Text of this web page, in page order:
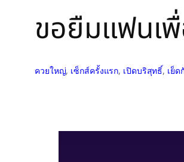
ขอยืมแฟนเ
ควยใหญ่, เซ็กส์ครั้งแรก, เปิดบริสุทธิ์, เย็ด